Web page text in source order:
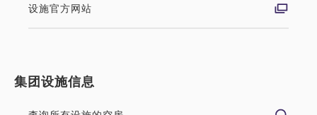
设施官方网站
集团设施信息